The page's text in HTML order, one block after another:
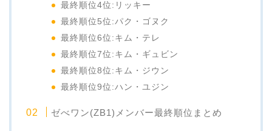
最終順位4位:リッキー
最終順位5位:パク・ゴヌク
最終順位6位:キム・テレ
最終順位7位:キム・ギュビン
最終順位8位:キム・ジウン
最終順位9位:ハン・ユジン
ゼべワン(ZB1)メンバー最終順位まとめ